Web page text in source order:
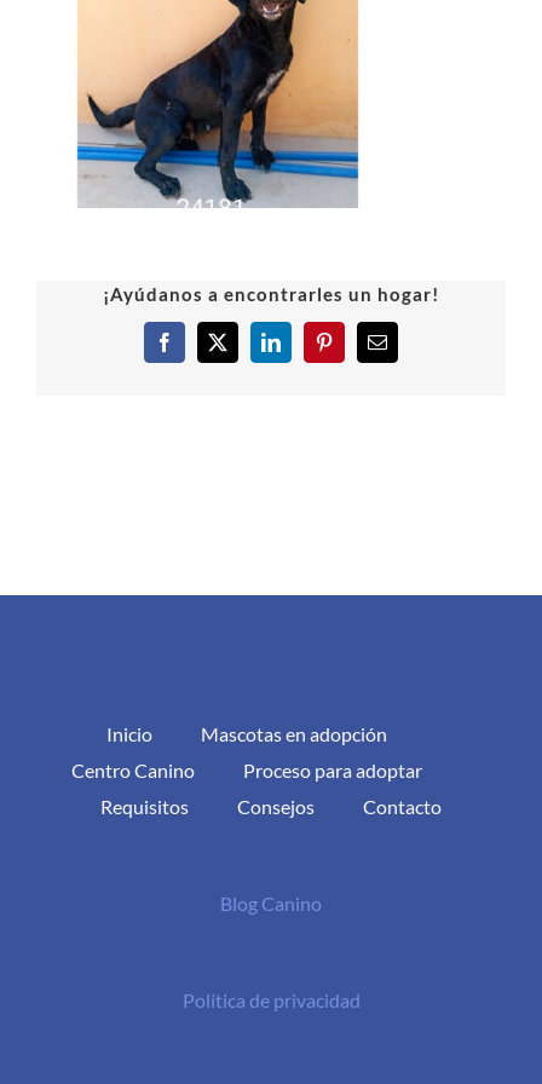
¡Ayúdanos a encontrarles un hogar!
Facebook
X LinkedInPinterestCorreo
Inicio
Mascotas en adopción
Centro Canino
Proceso para adoptar
Requisitos
Consejos Contacto
Blog Canino
Política de privacidad